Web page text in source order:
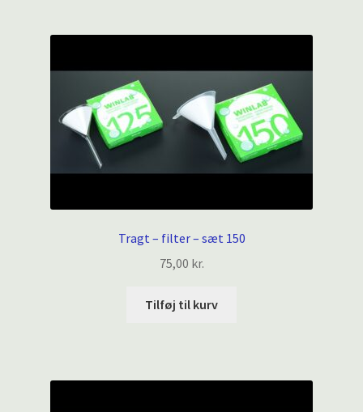
varianter.
kan
vælges
på
varesiden
Tragt – filter – sæt 150
75,00 kr.
Tilføj til kurv